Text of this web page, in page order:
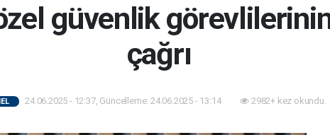
güvenlik
çağrı
24.06.2025 - 12:37, Güncelleme: 24.06.2025 - 13:14 2982+ kez okundu.